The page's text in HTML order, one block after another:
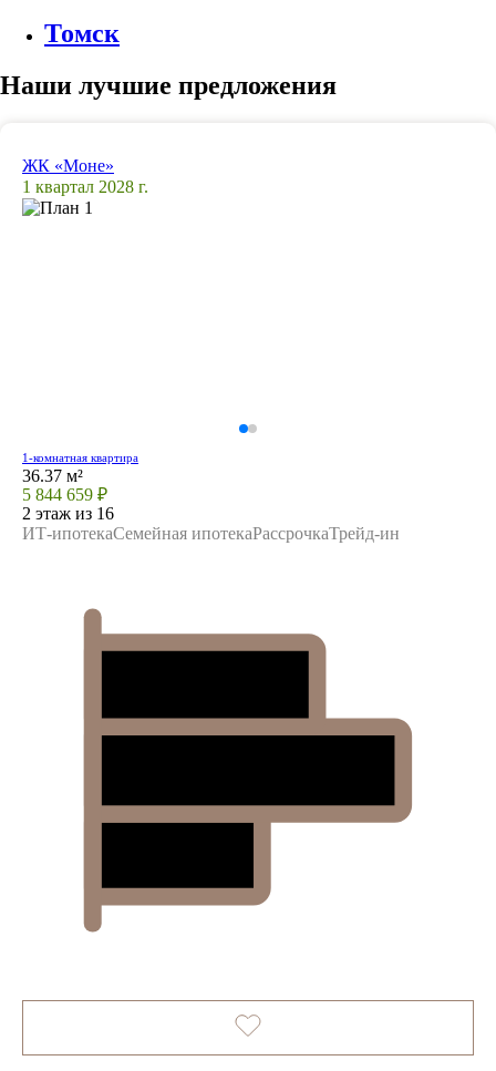
Томск
Наши лучшие предложения
ЖК «Моне»
1 квартал 2028 г.
1-комнатная квартира
36.37 м²
5 844 659 ₽
2 этаж из 16
ИТ-ипотекаСемейная ипотекаРассрочкаТрейд-ин